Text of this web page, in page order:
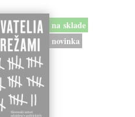
na sklade
novinka